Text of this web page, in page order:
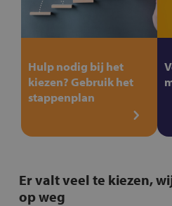
Hulp nodig bij het
kiezen? Gebruik het
stappenplan
Er valt veel te kiezen,
op weg